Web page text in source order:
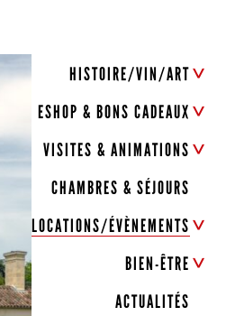
HISTOIRE/VIN/ART
ESHOP & BONS CADEAUX
VISITES & ANIMATIONS
CHAMBRES & SÉJOURS
LOCATIONS/ÉVÈNEMENTS
BIEN-ÊTRE
ACTUALITÉS